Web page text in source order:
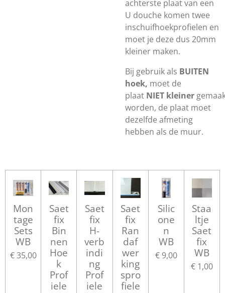
achterste plaat van een
U douche komen twee
inschuifhoekprofielen en
moet je deze dus 20mm
kleiner maken.
Bij gebruik als BUITEN
hoek, moet de
plaat NIET kleiner
worden, de plaat moet
dezelfde afmeting
hebben als de muur.
Mon
tage
Sets
WB
€ 35,00
Saet
fix
Bin
nen
Hoe
k
Prof
iele
Saet
fix
H-
verb
indi
ng
Prof
iele
Saet
fix
Ran
daf
wer
king
spro
fiele
Silic
one
n
WB
€ 9,00
Staa
ltje
Saet
fix
WB
€ 1,00